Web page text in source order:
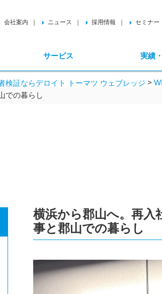
会社案内 ニュース 採用情報 セミナー
サービス 実績
検証ならデロイト トーマツ ウェブレッジ >
での暮らし
横浜から郡山へ。再
事と郡山での暮らし